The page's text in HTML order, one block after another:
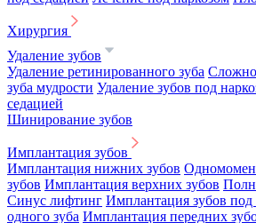
Хирургия
Удаление зубов
Удаление ретинированного зуба
зуба мудрости Удаление зубов под
седацией
Шинирование зубов
Имплантация зубов
Имплантация нижних зубов
зубов Имплантация верхних зубов
Синус лифтинг Имплантация зубов
одного зуба Имплантация передних